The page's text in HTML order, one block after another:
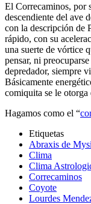
El Correcaminos, por
descendiente del ave
con la descripción de
rápido, con su
una suerte de vórtice
pensar, ni
depredador, siempre
Básicamente
comiquita se le
Hagamos como el “
Etiquetas
Abraxis de
Clima
Clima
Correcaminos
Coyote
Lourdes